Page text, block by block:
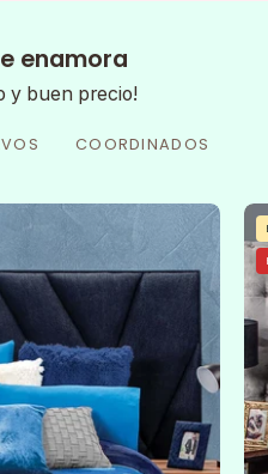
enamora
y buen precio!
COORDINADOS
Borrega
Sfera